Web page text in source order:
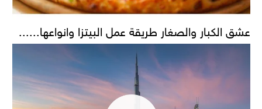
عشق الكبار والصغار طريقة عمل البيتزا وانواعها......